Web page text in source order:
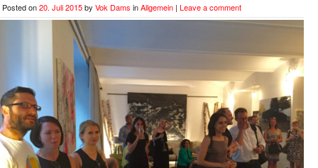
Posted on20. Juli 2015by Vok Dams inAllgemein | Leave a comment